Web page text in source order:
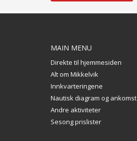
MAIN MENU
Direkte til hjemmesiden
Alt om Mikkelvik
Innkvarteringene
Nautisk diagram og ankomst
Andre aktiviteter
Sesong prislister